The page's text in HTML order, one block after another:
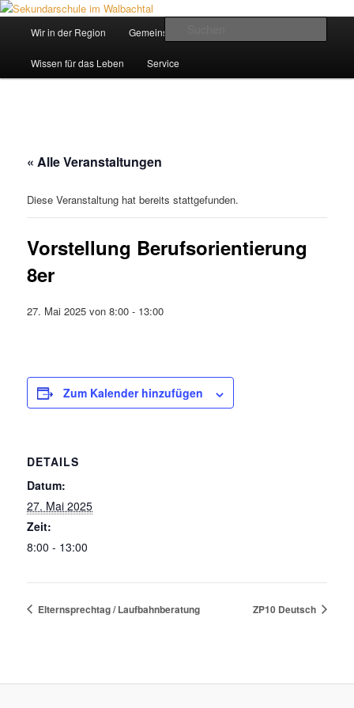
Zum
wechseln
Sekundarschule im Walbachtal
Wir in der Region Gemeinsam ein Weg
Wissen für das Leben Service
« Alle Veranstaltungen
Diese Veranstaltung hat bereits stattgefunden.
Vorstellung Berufsorientierung
8er
27. Mai 2025 von 8:00 - 13:00
Zum Kalender hinzufügen
DETAILS
Datum:
27. Mai 2025
Zeit:
8:00 - 13:00
Elternsprechtag / Laufbahnberatung ZP10 Deutsch